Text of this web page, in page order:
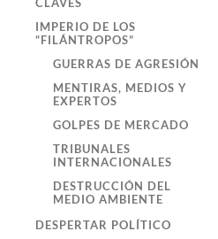
IMPERIO DE LOS
“FILÁNTROPOS”
GUERRAS DE AGRESIÓN
MENTIRAS, MEDIOS Y
EXPERTOS
GOLPES DE MERCADO
TRIBUNALES
INTERNACIONALES
DESTRUCCIÓN DEL
MEDIO AMBIENTE
DESPERTAR POLÍTICO